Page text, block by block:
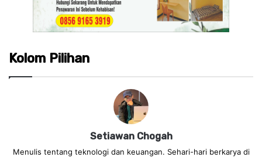
Kolom Pilihan
Setiawan Chogah
Menulis tentang teknologi dan keuangan. Sehari-hari berkarya di